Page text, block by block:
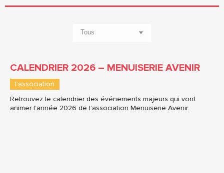
CALENDRIER 2026 – MENUISERIE AVENIR
l'association
Retrouvez le calendrier des événements majeurs qui vont
animer l’année 2026 de l’association Menuiserie Avenir.